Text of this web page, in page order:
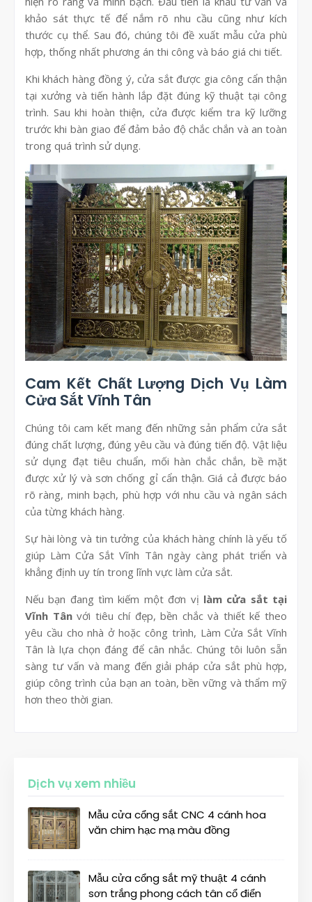
khảo sát thực tế để nắm rõ nhu cầu cũng như kích
thước cụ thể. Sau đó, chúng tôi đề xuất mẫu cửa phù
hợp, thống nhất phương án thi công và báo giá chi tiết.
Khi khách hàng đồng ý, cửa sắt được gia công cẩn thận
tại xưởng và tiến hành lắp đặt đúng kỹ thuật tại công
trình. Sau khi hoàn thiện, cửa được kiểm tra kỹ lưỡng
trước khi bàn giao để đảm bảo độ chắc chắn và an toàn
trong quá trình sử dụng.
Cam Kết Chất Lượng Dịch Vụ Làm
Cửa Sắt Vĩnh Tân
Chúng tôi cam kết mang đến những sản phẩm cửa sắt
đúng chất lượng, đúng yêu cầu và đúng tiến độ. Vật liệu
sử dụng đạt tiêu chuẩn, mối hàn chắc chắn, bề mặt
được xử lý và sơn chống gỉ cẩn thận. Giá cả được báo
rõ ràng, minh bạch, phù hợp với nhu cầu và ngân sách
của từng khách hàng.
Sự hài lòng và tin tưởng của khách hàng chính là yếu tố
giúp Làm Cửa Sắt Vĩnh Tân ngày càng phát triển và
khẳng định uy tín trong lĩnh vực làm cửa sắt.
Nếu bạn đang tìm kiếm một đơn vị làm cửa sắt tại
Vĩnh Tânvới tiêu chí đẹp, bền chắc và thiết kế theo
yêu cầu cho nhà ở hoặc công trình, Làm Cửa Sắt Vĩnh
Tân là lựa chọn đáng để cân nhắc. Chúng tôi luôn sẵn
sàng tư vấn và mang đến giải pháp cửa sắt phù hợp,
giúp công trình của bạn an toàn, bền vững và thẩm mỹ
hơn theo thời gian.
Dịch vụ xem nhiều
Mẫu cửa cổng sắt CNC 4 cánh hoa
văn chim hạc mạ màu đồng
Mẫu cửa cổng sắt mỹ thuật 4 cánh
sơn trắng phong cách tân cổ điển